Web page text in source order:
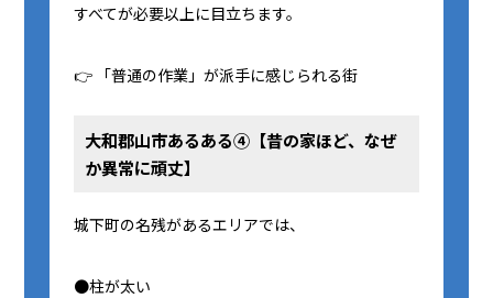
すべてが必要以上に目立ちます。
👉 「普通の作業」が派手に感じられる街
大和郡山市あるある④【昔の家ほど、なぜ
か異常に頑丈】
城下町の名残があるエリアでは、
●柱が太い